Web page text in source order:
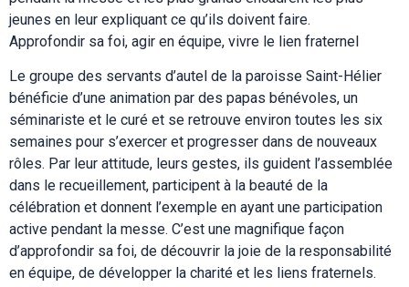
jeunes en leur expliquant ce qu’ils doivent faire.
Approfondir sa foi, agir en équipe, vivre le lien fraternel
Le groupe des servants d’autel de la paroisse Saint-Hélier
bénéficie d’une animation par des papas bénévoles, un
séminariste et le curé et se retrouve environ toutes les six
semaines pour s’exercer et progresser dans de nouveaux
rôles. Par leur attitude, leurs gestes, ils guident l’assemblée
dans le recueillement, participent à la beauté de la
célébration et donnent l’exemple en ayant une participation
active pendant la messe. C’est une magnifique façon
d’approfondir sa foi, de découvrir la joie de la responsabilité
en équipe, de développer la charité et les liens fraternels.